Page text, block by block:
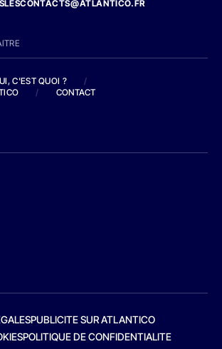
C'EST QUOI ?
/
/ CONTACT
PUBLICITE SUR ATLANTICO
POLITIQUE DE CONFIDENTIALITE